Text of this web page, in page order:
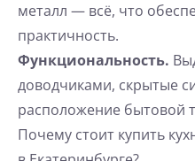
металл — всё, что
практичность.
Функциональность.
доводчиками, скрытые
расположение бытовой
Почему стоит купить